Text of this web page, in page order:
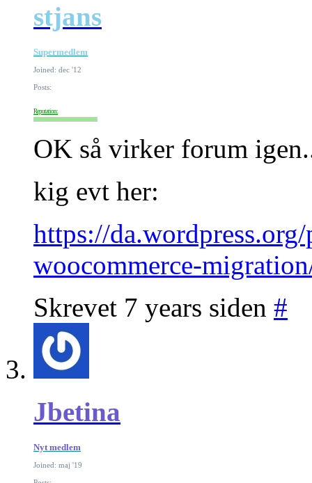
stjans
Supermedlem
Joined: dec '12
Posts:
Reputation:
OK så virker forum
kig evt her:
https://
woocommerce-
Skrevet 7 years siden #
Jbetina
Nyt medlem
Joined: maj '19